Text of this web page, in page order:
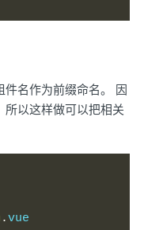
名作为前缀命名。 因
所以这样做可以把相关
.vue